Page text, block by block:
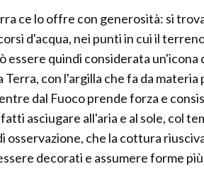
ce lo offre con generosità: si
d'acqua, nei punti in cui il
quindi considerata un'icona
con l'argilla che fa da materia
dal Fuoco prende forza e
asciugare all'aria e al sole, col
osservazione, che la cottura
decorati e assumere forme